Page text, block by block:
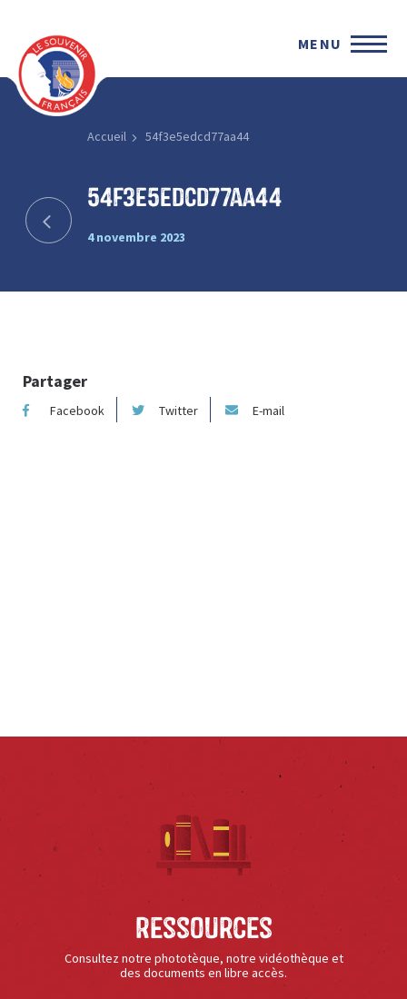
MENU
Accueil 54f3e5edcd77aa44
54f3e5edcd77aa44
4 novembre 2023
Partager
Facebook Twitter E-mail
Ressources
Consultez notre phototèque, notre vidéothèque et
des documents en libre accès.